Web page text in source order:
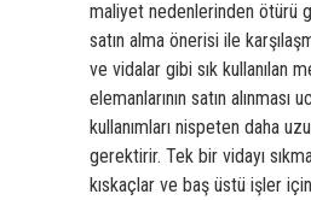
maliyet nedenlerinden ötürü
satın alma önerisi ile
ve vidalar gibi sık kullanılan
elemanlarının satın alınması
kullanımları nispeten daha
gerektirir. Tek bir vidayı
kıskaçlar ve baş üstü işler